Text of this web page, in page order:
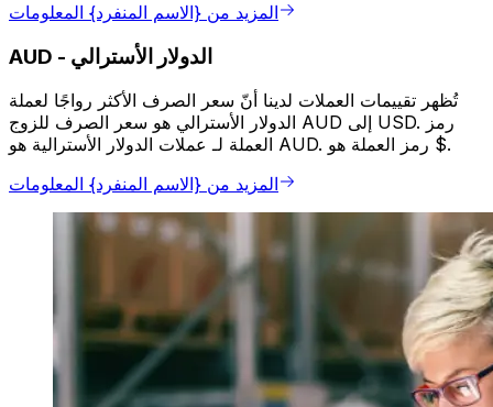
المزيد من {الاسم المنفرد} المعلومات
AUD - الدولار الأسترالي
تُظهر تقييمات العملات لدينا أنّ سعر الصرف الأكثر رواجًا لعملة
الدولار الأسترالي هو سعر الصرف للزوج AUD إلى USD. رمز
العملة لـ عملات الدولار الأسترالية هو AUD. رمز العملة هو $.
المزيد من {الاسم المنفرد} المعلومات